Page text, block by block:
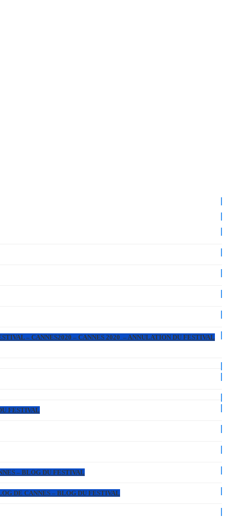
– CANNES2020 – CANNES 2020 – ANNULATION DU FESTIVAL
FESTIVAL
– BLOG DU FESTIVAL
DE CANNES – BLOG DU FESTIVAL